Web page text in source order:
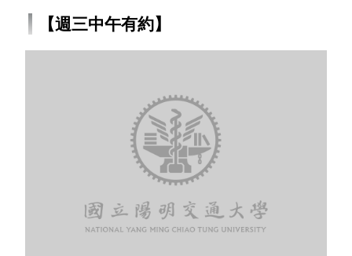
【週三中午有約】